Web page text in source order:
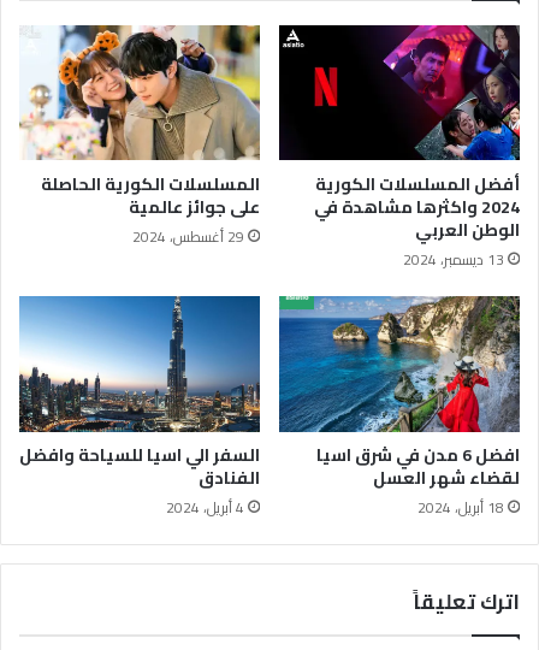
أفضل المسلسلات الكورية
2024 واكثرها مشاهدة في
الوطن العربي
13 ديسمبر، 2024
المسلسلات الكورية الحاصلة
على جوائز عالمية
29 أغسطس، 2024
افضل 6 مدن في شرق اسيا
لقضاء شهر العسل
18 أبريل، 2024
السفر الي اسيا للسياحة وافضل
الفنادق
4 أبريل، 2024
اترك تعليقاً